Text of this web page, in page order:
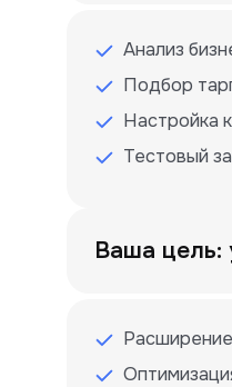
Анализ
Подбор
Настройка
Тестовый
Ваша цель: